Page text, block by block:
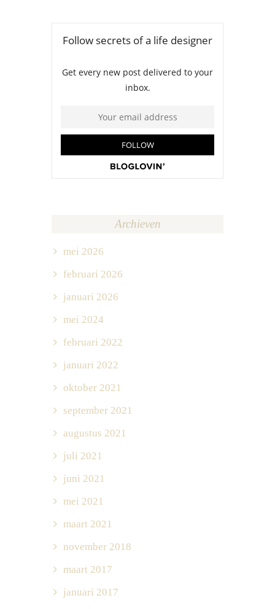
Archieven
mei 2026
februari 2026
januari 2026
mei 2024
februari 2022
januari 2022
oktober 2021
september 2021
augustus 2021
juli 2021
juni 2021
mei 2021
maart 2021
november 2018
maart 2017
januari 2017